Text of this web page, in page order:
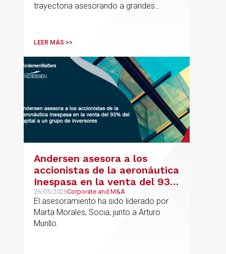
trayectoria asesorando a grandes
principalmente en los sectores
medioambiental
LEER MÁS >>
Andersen asesora a los
accionistas de la aeronáutica
Inespasa en la venta del 93%
del capital a un grupo de
inversores
26/05/2026Corporate and M&A
El asesoramiento ha sido liderado por
Marta Morales, Socia; junto a Arturo
Murillo.